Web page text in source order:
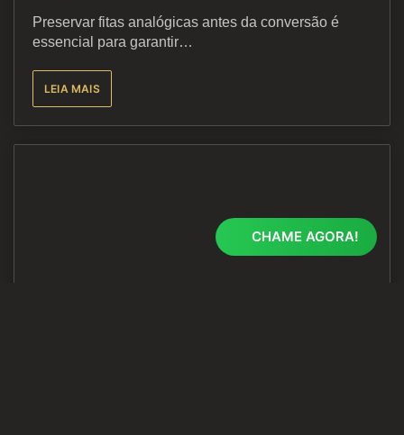
CHAME AGORA!
Preservar fitas analógicas antes da conversão é
essencial para garantir…
LEIA MAIS